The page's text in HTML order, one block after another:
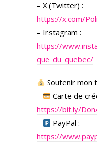
– X (Twitter) :
https://x.com/
– Instagram :
https://
que_du_quebec/
Soutenir mon
–
Carte de
https://bit.ly/
–
PayPal :
https://